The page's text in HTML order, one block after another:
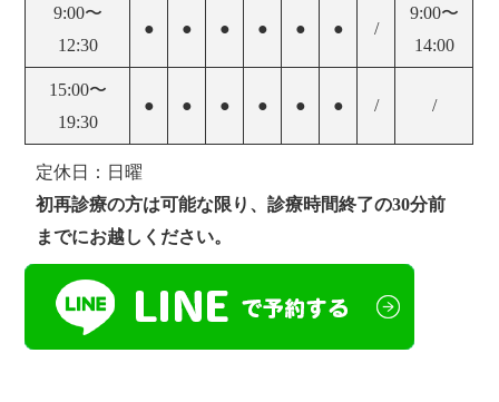
9:00〜
12:30
● ● ● ● ● ● /
9:00〜
14:00
15:00〜
19:30
● ● ● ● ● ● / /
定休日：日曜
初再診療の方は可能な限り、診療時間終了の30分前
までにお越しください。